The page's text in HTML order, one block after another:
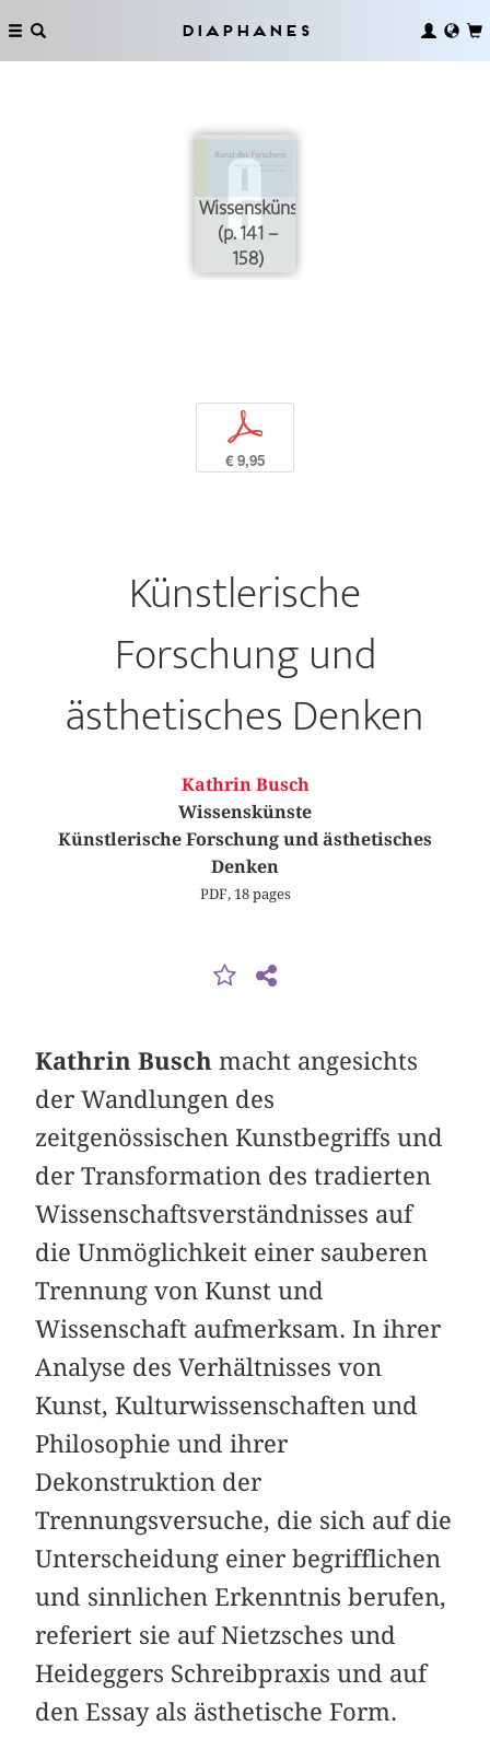
Diaphanes
Wissenskünste
(p. 141 –
158)
p
€ 9,95
Künstlerische
Forschung und
ästhetisches Denken
Kathrin Busch
Wissenskünste
Künstlerische Forschung und ästhetisches
Denken
PDF, 18 pages
Kathrin Busch macht angesichts
der Wandlungen des
zeitgenössischen Kunstbegriffs und
der Transformation des tradierten
Wissenschaftsverständnisses auf
die Unmöglichkeit einer sauberen
Trennung von Kunst und
Wissenschaft aufmerksam. In ihrer
Analyse des Verhältnisses von
Kunst, Kulturwissenschaften und
Philosophie und ihrer
Dekonstruktion der
Trennungsversuche, die sich auf die
Unterscheidung einer begrifflichen
und sinnlichen Erkenntnis berufen,
referiert sie auf Nietzsches und
Heideggers Schreibpraxis und auf
den Essay als ästhetische Form.